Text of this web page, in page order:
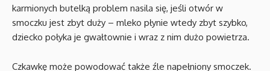
karmionych butelką problem nasila się, jeśli otwór w
smoczku jest zbyt duży – mleko płynie wtedy zbyt szybko,
dziecko połyka je gwałtownie i wraz z nim dużo powietrza.
Czkawkę może powodować także źle napełniony smoczek.